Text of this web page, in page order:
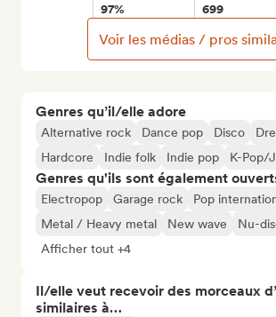
Genres qu’il/elle adore
Alternative rock Dance pop Disco
Hardcore
Indie folk Indie pop K-Pop/
Genres qu'ils sont également
Electropop Garage rock
Pop
Metal / Heavy metal
New wave
Nu-
Afficher tout +4
Il/elle veut recevoir des morceaux
similaires à…
97% 699
Voir les médias / pros